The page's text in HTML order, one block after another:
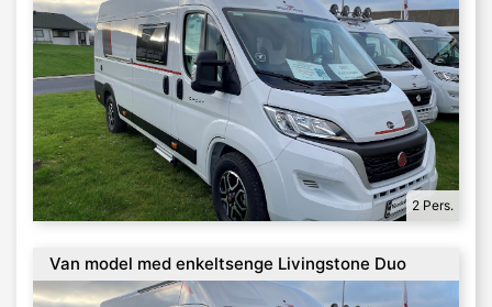
2 Pers.
Van model med enkeltsenge Livingstone Duo
med Anhængertræk & Automatgear